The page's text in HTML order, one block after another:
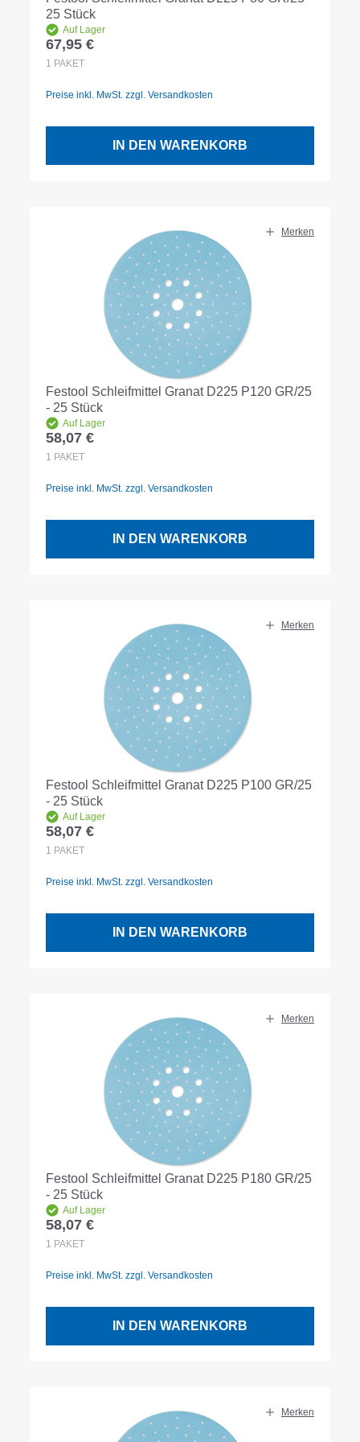
25 Stück
Auf Lager
Regulärer Preis:
67,95 €
1 PAKET
Preise inkl. MwSt. zzgl. Versandkosten
IN DEN WARENKORB
Merken
Festool Schleifmittel Granat D225 P120 GR/25
- 25 Stück
Auf Lager
Regulärer Preis:
58,07 €
1 PAKET
Preise inkl. MwSt. zzgl. Versandkosten
IN DEN WARENKORB
Merken
Festool Schleifmittel Granat D225 P100 GR/25
- 25 Stück
Auf Lager
Regulärer Preis:
58,07 €
1 PAKET
Preise inkl. MwSt. zzgl. Versandkosten
IN DEN WARENKORB
Merken
Festool Schleifmittel Granat D225 P180 GR/25
- 25 Stück
Auf Lager
Regulärer Preis:
58,07 €
1 PAKET
Preise inkl. MwSt. zzgl. Versandkosten
IN DEN WARENKORB
Merken